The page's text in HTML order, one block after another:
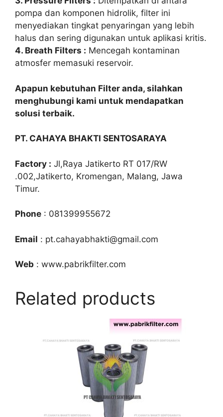
pompa dan komponen hidrolik, filter ini
menyediakan tingkat penyaringan yang lebih
halus dan sering digunakan untuk aplikasi kritis.
4. Breath Filters : Mencegah kontaminan
atmosfer memasuki reservoir.
Apapun kebutuhan Filter anda, silahkan
menghubungi kami untuk mendapatkan
solusi terbaik.
PT. CAHAYA BHAKTI SENTOSARAYA
Factory : Jl,Raya Jatikerto RT 017/RW
.002,Jatikerto, Kromengan, Malang, Jawa
Timur.
Phone : 081399955672
Email : pt.cahayabhakti@gmail.com
Web : www.pabrikfilter.com
Related products